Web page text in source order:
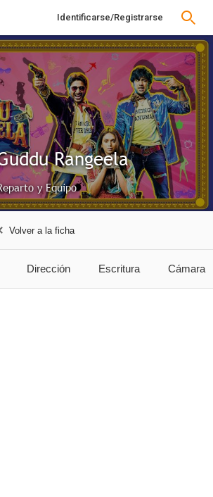
Identificarse/Registrarse
Rangeela
y Equipo
Volver a la ficha
Dirección Escritura Cámara